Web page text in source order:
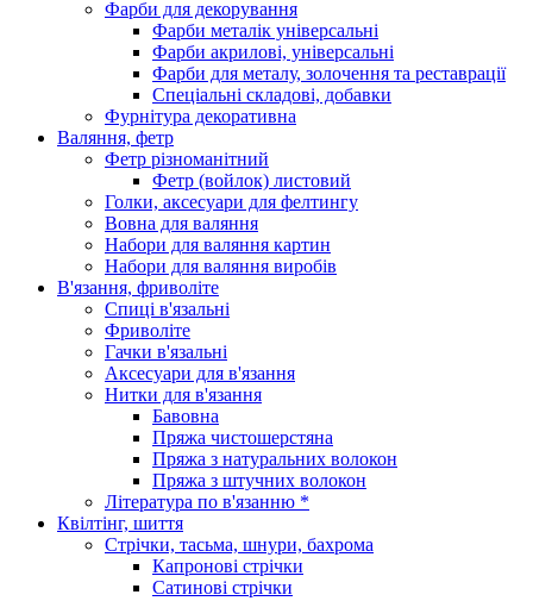
Фарби для декорування
Фарби металік універсальні
Фарби акрилові, універсальні
Фарби для металу, золочення та реставрації
Спеціальні складові, добавки
Фурнітура декоративна
Валяння, фетр
Фетр різноманітний
Фетр (войлок) листовий
Голки, аксесуари для фелтингу
Вовна для валяння
Набори для валяння картин
Набори для валяння виробів
В'язання, фриволіте
Спиці в'язальні
Фриволіте
Гачки в'язальні
Аксесуари для в'язання
Нитки для в'язання
Бавовна
Пряжа чистошерстяна
Пряжа з натуральних волокон
Пряжа з штучних волокон
Література по в'язанню *
Квілтінг, шиття
Стрічки, тасьма, шнури, бахрома
Капронові стрічки
Сатинові стрічки